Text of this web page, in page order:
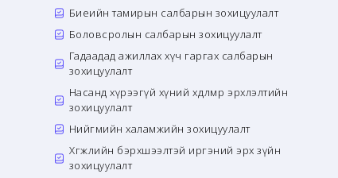
Биеийн тамирын салбарын зохицуулалт
Боловсролын салбарын зохицуулалт
Гадаадад ажиллах хүч гаргах салбарын
зохицуулалт
Насанд хүрээгүй хүний хөдөлмөр эрхлэлтийн
зохицуулалт
Нийгмийн халамжийн зохицуулалт
Хөгжлийн бэрхшээлтэй иргэний эрх зүйн
зохицуулалт